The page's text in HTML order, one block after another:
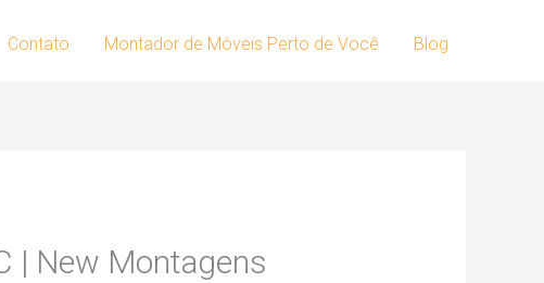
Contato Montador de Móveis Perto de Você Blog
| New Montagens